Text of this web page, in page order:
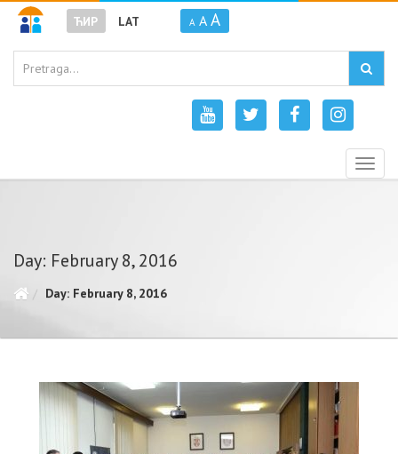
ЋИР LAT A A A
Day: February 8, 2016
Day: February 8, 2016